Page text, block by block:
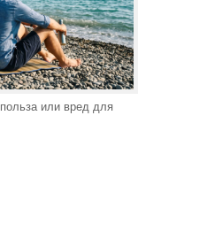
или вред для